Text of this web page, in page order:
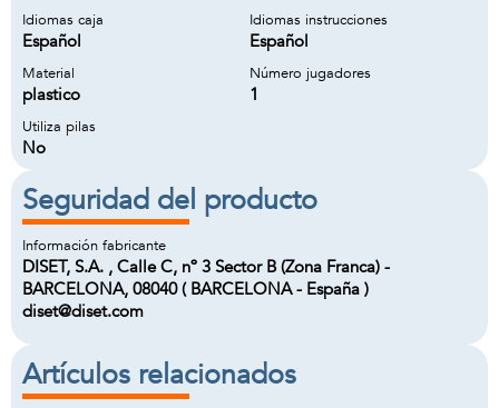
Idiomas caja
Español
Idiomas instrucciones
Español
Material
plastico
Número jugadores
1
Utiliza pilas
No
Seguridad del producto
Información fabricante
DISET, S.A. , Calle C, nº 3 Sector B (Zona Franca) -
BARCELONA, 08040 ( BARCELONA - España )
diset@diset.com
Artículos relacionados